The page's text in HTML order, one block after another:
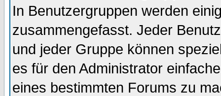
In Benutzergruppen werden
zusammengefasst. Jeder
und jeder Gruppe können
es für den Administrator
eines bestimmten Forums zu